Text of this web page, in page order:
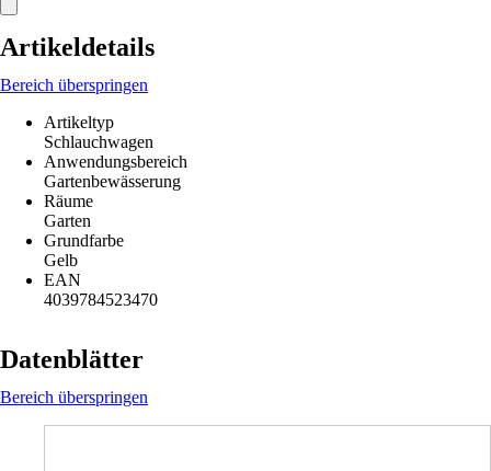
Artikeldetails
Bereich überspringen
Artikeltyp
Schlauchwagen
Anwendungsbereich
Gartenbewässerung
Räume
Garten
Grundfarbe
Gelb
EAN
4039784523470
Datenblätter
Bereich überspringen